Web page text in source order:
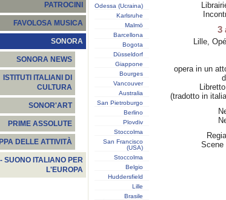
PATROCINI
FAVOLOSA MUSICA
SONORA
SONORA NEWS
ISTITUTI ITALIANI DI
CULTURA
SONOR'ART
PRIME ASSOLUTE
DELLE ATTIVITÀ
SUONO ITALIANO PER
L'EUROPA
Odessa (Ucraina)
Karlsruhe
Malmö
Barcellona
Bogota
Düsseldorf
Giappone
Bourges
Vancouver
Australia
San Pietroburgo
Berlino
Plovdiv
Stoccolma
San Francisco
(USA)
Stoccolma
Belgio
Huddersfield
Lille
Brasile
3
Lille,
opera in un
(tradotto in
Scene